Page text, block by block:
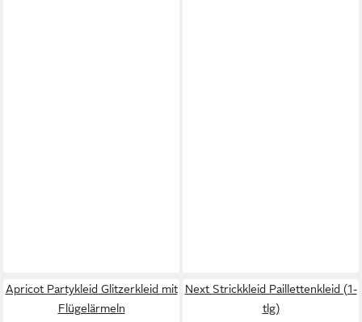
Apricot Partykleid Glitzerkleid mit
Flügelärmeln
Next Strickkleid Paillettenkleid (1-
tlg)